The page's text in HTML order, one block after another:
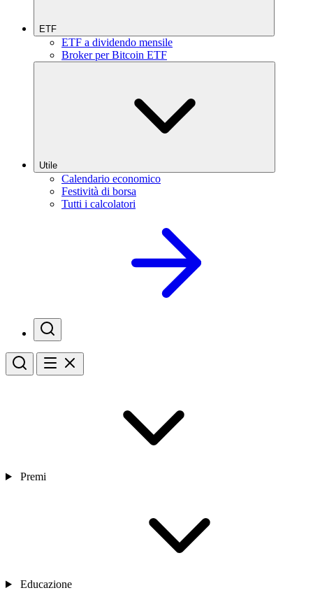
ETF
ETF a dividendo mensile
Broker per Bitcoin ETF
Utile
Calendario economico
Festività di borsa
Tutti i calcolatori
Premi
Educazione